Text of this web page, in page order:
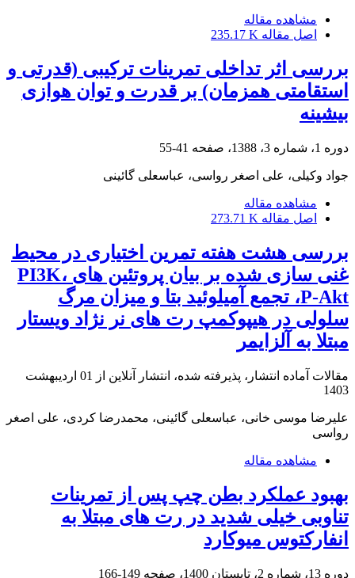
مشاهده مقاله
اصل مقاله 235.17 K
بررسی اثر تداخلی تمرینات ترکیبی (قدرتی و
استقامتی همزمان) بر قدرت و توان هوازی
بیشینه
دوره 1، شماره 3، 1388، صفحه 41-55
جواد وکیلی، علی اصغر رواسی، عباسعلی گائینی
مشاهده مقاله
اصل مقاله 273.71 K
بررسی هشت هفته تمرین اختیاری در محیط
غنی سازی شده بر بیان پروتئین های PI3K،
P-Akt، تجمع آمیلوئید بتا و میزان مرگ
سلولی در هیپوکمپ رت های نر نژاد ویستار
مبتلا به آلزایمر
مقالات آماده انتشار، پذیرفته شده، انتشار آنلاین از
01 اردیبهشت
1403
علیرضا موسی خانی، عباسعلی گائینی، محمدرضا کردی، علی اصغر
رواسی
مشاهده مقاله
بهبود عملکرد بطن چپ پس از تمرینات
تناوبی خیلی شدید در رت های مبتلا به
انفارکتوس میوکارد
دوره 13، شماره 2، تابستان 1400، صفحه 149-166